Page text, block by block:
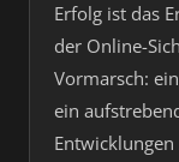
Erfolg ist das
der Online-
Vormarsch:
ein